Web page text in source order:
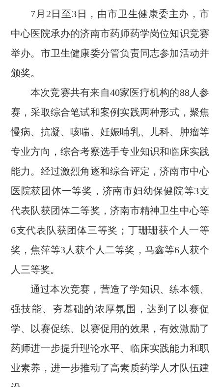
7月2日至3日，由市卫生健康委主办，市
中心医院承办的济南市药师药学岗位知识竞赛
举办。市卫生健康委分管负责同志参加活动并
颁奖。
本次竞赛共有来自40家医疗机构的88人参
赛，采取综合笔试和案例实践两种形式，聚焦
慢病、抗凝、咳喘、妊娠哺乳、儿科、肿瘤等
专业方向，综合考察选手专业知识和临床实践
能力。经过激烈角逐和综合评定，济南市中心
医院获团体一等奖，济南市妇幼保健院等3支
代表队获团体二等奖，济南市精神卫生中心等
6支代表队获团体三等奖；丁珊珊获个人一等
奖，焦萍等3人获个人二等奖，马鑫等6人获个
人三等奖。
通过本次竞赛，营造了学知识、练本领、
强技能、夯基础的浓厚氛围，达到了以赛促
学、以赛促练、以赛促用的效果，有效激励了
药师进一步提升理论水平、临床实践能力和职
业素养，进一步推动了高素质药学人才队伍建